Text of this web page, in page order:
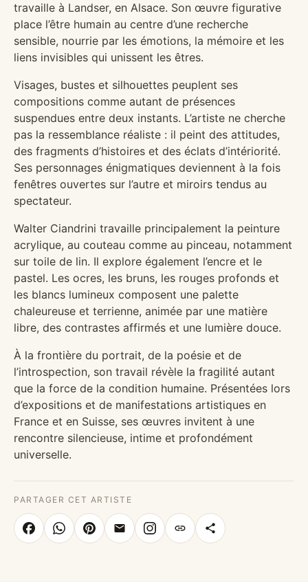
travaille à Landser, en Alsace. Son œuvre figurative
place l’être humain au centre d’une recherche
sensible, nourrie par les émotions, la mémoire et les
liens invisibles qui unissent les êtres.
Visages, bustes et silhouettes peuplent ses
compositions comme autant de présences
suspendues entre deux instants. L’artiste ne cherche
pas la ressemblance réaliste : il peint des attitudes,
des fragments d’histoires et des éclats d’intériorité.
Ses personnages énigmatiques deviennent à la fois
fenêtres ouvertes sur l’autre et miroirs tendus au
spectateur.
Walter Ciandrini travaille principalement la peinture
acrylique, au couteau comme au pinceau, notamment
sur toile de lin. Il explore également l’encre et le
pastel. Les ocres, les bruns, les rouges profonds et
les blancs lumineux composent une palette
chaleureuse et terrienne, animée par une matière
libre, des contrastes affirmés et une lumière douce.
À la frontière du portrait, de la poésie et de
l’introspection, son travail révèle la fragilité autant
que la force de la condition humaine. Présentées lors
d’expositions et de manifestations artistiques en
France et en Suisse, ses œuvres invitent à une
rencontre silencieuse, intime et profondément
universelle.
PARTAGER CET ARTISTE